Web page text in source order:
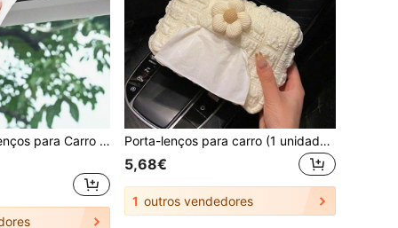
Suspenso para Lenços no Quebra-sol, Acessório Universal para Interior de Carro
Porta-lenços para carro (1 unidade), gaveta para lenços, porta-lenços para apoio de braço, suporte para lenços com clipe para quebra-sol, design minimalista e elegante.
5,68€
1 outros vendedores